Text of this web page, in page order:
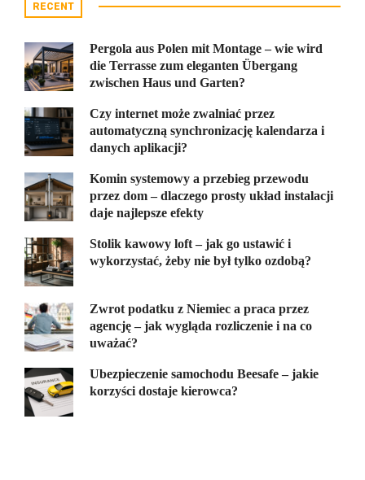
RECENT
Pergola aus Polen mit Montage – wie wird
die Terrasse zum eleganten Übergang
zwischen Haus und Garten?
Czy internet może zwalniać przez
automatyczną synchronizację kalendarza i
danych aplikacji?
Komin systemowy a przebieg przewodu
przez dom – dlaczego prosty układ instalacji
daje najlepsze efekty
Stolik kawowy loft – jak go ustawić i
wykorzystać, żeby nie był tylko ozdobą?
Zwrot podatku z Niemiec a praca przez
agencję – jak wygląda rozliczenie i na co
uważać?
Ubezpieczenie samochodu Beesafe – jakie
korzyści dostaje kierowca?